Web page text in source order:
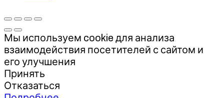
Мы используем cookie для анализа
взаимодействия посетителей с сайтом и
его улучшения
Принять
Отказаться